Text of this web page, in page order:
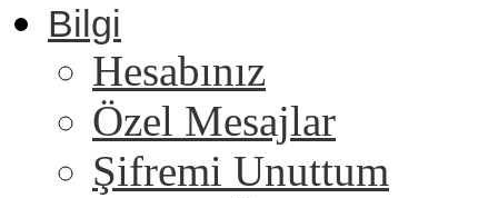
Bilgi
Hesabınız
Özel Mesajlar
Şifremi Unuttum